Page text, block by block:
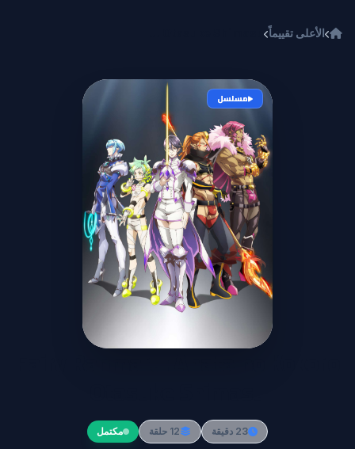
الأعلى تقييماً
مسلسل
Fairy Ranmaru: Anata no Kokoro
23 دقيقة 12 حلقة مكتمل